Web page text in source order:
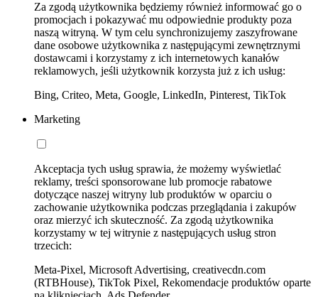
Za zgodą użytkownika będziemy również informować go o
promocjach i pokazywać mu odpowiednie produkty poza
naszą witryną. W tym celu synchronizujemy zaszyfrowane
dane osobowe użytkownika z następującymi zewnętrznymi
dostawcami i korzystamy z ich internetowych kanałów
reklamowych, jeśli użytkownik korzysta już z ich usług:
Bing, Criteo, Meta, Google, LinkedIn, Pinterest, TikTok
Marketing
Akceptacja tych usług sprawia, że możemy wyświetlać
reklamy, treści sponsorowane lub promocje rabatowe
dotyczące naszej witryny lub produktów w oparciu o
zachowanie użytkownika podczas przeglądania i zakupów
oraz mierzyć ich skuteczność. Za zgodą użytkownika
korzystamy w tej witrynie z następujących usług stron
trzecich:
Meta-Pixel, Microsoft Advertising, creativecdn.com
(RTBHouse), TikTok Pixel, Rekomendacje produktów oparte